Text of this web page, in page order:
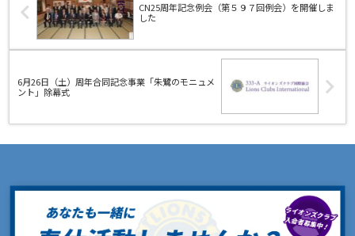
CN25周年記念例会（第５９７回例会）を開催しま
した
6月26日（土）周年合同記念事業「朱鷺のモニュメ
ント」除幕式